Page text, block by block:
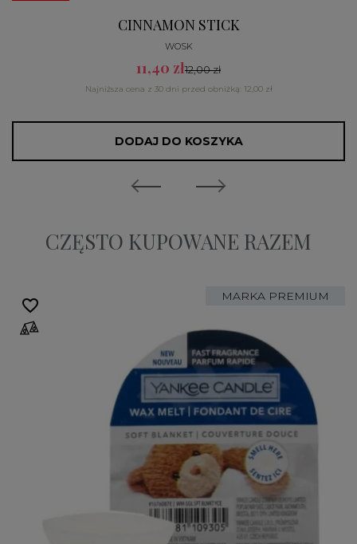
CINNAMON STICK
WOSK
11,40 zł12,00 zł
Najniższa cena z 30 dni przed obniżką: 12,00 zł
DODAJ DO KOSZYKA
CZĘSTO KUPOWANE RAZEM
MARKA PREMIUM
favorite_border